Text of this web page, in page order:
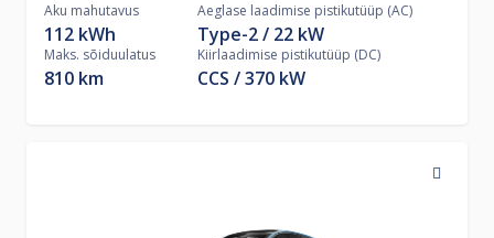
Aku mahutavus
112 kWh
Maks. sõiduulatus
810 km
Aeglase laadimise pistikutüüp (AC)
Type-2 22 kW
Kiirlaadimise pistikutüüp (DC)
CCS 370 kW